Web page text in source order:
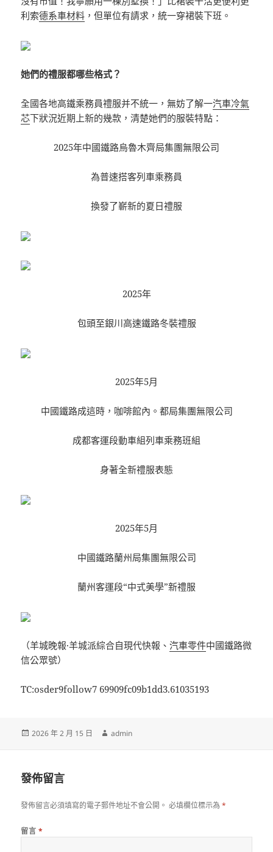
利索德系車材料 ，但單位有請求，統一穿裙裝下班。
她們的禮服都哪些格式？
全國各地高鐵乘務員禮服并不統一，無妨了解一汽車冷氣
芯下狀況近期上新的幾款，清楚她們的服裝特點：
2025年中國鐵路烏魯木齊局集團無限公司
為普速搭客列車乘務員
換發了嶄新的夏日禮服
2025年
包頭至銀川高速鐵路冬裝禮服
2025年5月
中國鐵路成這時，咖啡館內。都局集團無限公司
成都客運段動車組列車乘務班組
身著全新禮服表態
2025年5月
中國鐵路蘭州局集團無限公司
蘭州客運段“中式美學”新禮服
（羊城晚報·羊城派綜合自現代快報、汽車零件中國鐵路微
信公眾號）
TC:osder9follow7 69909fc09b1dd3.61035193
發
2026 年 2 月 15 日
作
admin
發佈留言
發佈留言必須填寫的電子郵件地址不會公開。 必填欄位標示為*
留言 *